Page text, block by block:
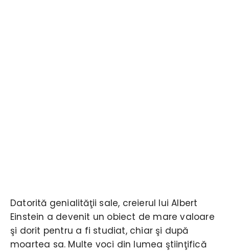
Datorită genialităţii sale, creierul lui Albert
Einstein a devenit un obiect de mare valoare
şi dorit pentru a fi studiat, chiar şi după
moartea sa. Multe voci din lumea ştiinţifică